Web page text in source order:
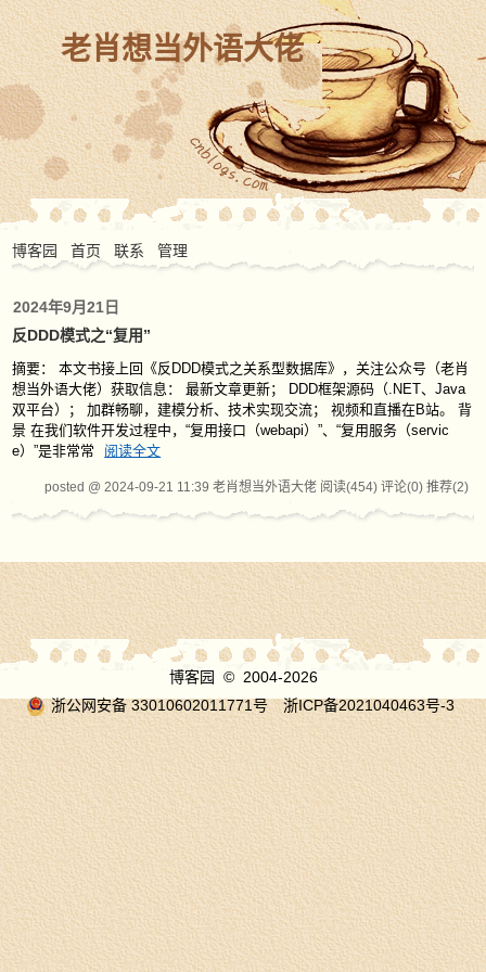
老肖想当外语大佬
博客园 首页 联系 管理
2024年9月21日
反DDD模式之“复用”
摘要： 本文书接上回《反DDD模式之关系型数据库》，关注公众号（老肖
想当外语大佬）获取信息： 最新文章更新； DDD框架源码（.NET、Java
双平台）； 加群畅聊，建模分析、技术实现交流； 视频和直播在B站。 背
景 在我们软件开发过程中，“复用接口（webapi）”、“复用服务（servic
e）”是非常常
阅读全文
posted @ 2024-09-21 11:39 老肖想当外语大佬 阅读(454) 评论(0) 推荐(2)
博客园
© 2004-2026
浙公网安备 33010602011771号
浙ICP备2021040463号-3